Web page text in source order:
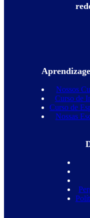
Nossos
Curso de
Curso de
Nossas